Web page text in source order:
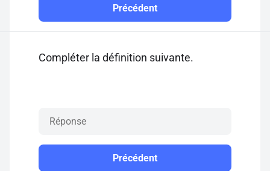
Précédent
Compléter la définition suivante.
Précédent